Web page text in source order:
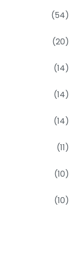
(54)
(20)
(14)
(14)
(14)
(11)
(10)
(10)